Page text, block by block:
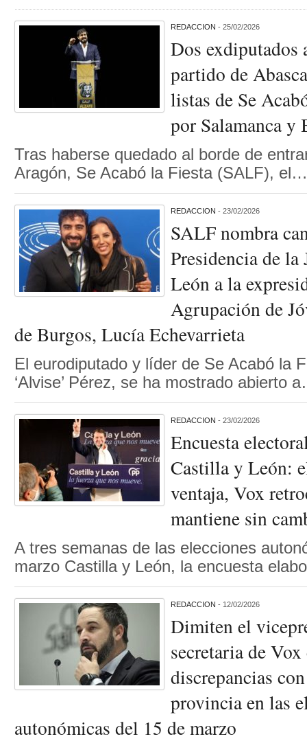
REDACCION - 25/02/2026
Dos exdiputados
partido de
listas de Se
por Salamanca y
Tras haberse quedado al borde de
Aragón, Se Acabó la Fiesta (SALF), el…
REDACCION - 23/02/2026
SALF nombra
Presidencia de
León a la
Agrupación de
de Burgos, Lucía Echevarrieta
El eurodiputado y líder de Se Acabó la
‘Alvise’ Pérez, se ha mostrado abierto
REDACCION - 23/02/2026
Encuesta
Castilla y León:
ventaja, Vox
mantiene sin
A tres semanas de las elecciones
marzo Castilla y León, la encuesta
REDACCION - 12/02/2026
Dimiten el
secretaria de
discrepancias
provincia en las
autonómicas del 15 de marzo